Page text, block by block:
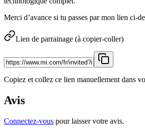
Merci d’avance si tu passes par mon lien ci-
Lien de parrainage (à copier-coller)
Copiez et collez ce lien manuellement dans
Avis
Connectez-vous pour laisser votre avis.